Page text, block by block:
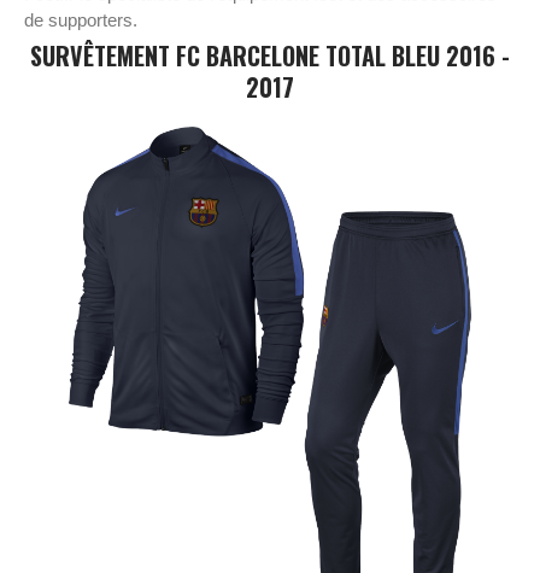
de supporters.
SURVÊTEMENT FC BARCELONE TOTAL BLEU 2016 -
2017